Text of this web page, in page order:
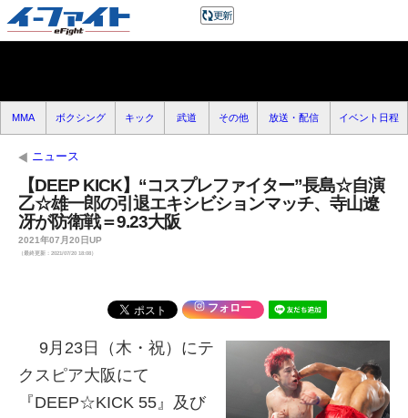
MMA ボクシング キック 武道 その他 放送・配信 イベント日程
ニュース
【DEEP KICK】“コスプレファイター”長島☆自演
乙☆雄一郎の引退エキシビションマッチ、寺山遼
冴が防衛戦＝9.23大阪
2021年07月20日UP
（最終更新：2021/07/20 18:08）
フォロー
9月23日（木・祝）にテ
クスピア大阪にて
『DEEP☆KICK 55』及び